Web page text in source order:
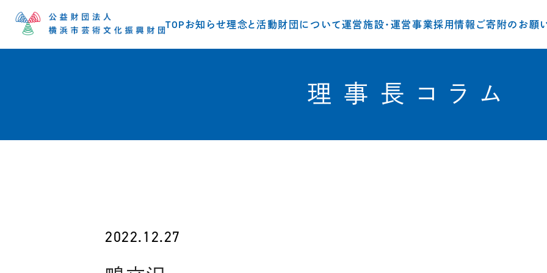
TOPお知らせ理念と活動財団について運営施設・運営事業採用情報ご寄附のお願
理事長コラム
2022.12.27